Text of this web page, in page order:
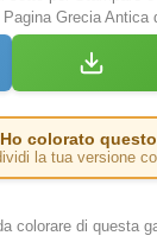
Grecia Antica
Ho colorato
la tua versione
colorare di questa